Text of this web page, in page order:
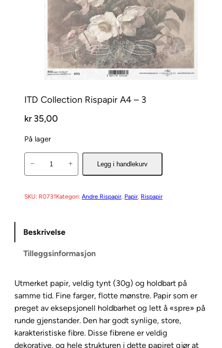
ITD Collection Rispapir A4 – 3
kr35,00
På lager
C
l
c
i
o
n
R
i
s
− + Legg i handlekurv
SKU: R0731Kategori: Andre Rispapir, Papir, Rispapir
Beskrivelse
Tilleggsinformasjon
Utmerket papir, veldig tynt (30g) og holdbart på
samme tid. Fine farger, flotte mønstre. Papir som er
preget av eksepsjonell holdbarhet og lett å «spre» på
runde gjenstander. Den har godt synlige, store,
karakteristiske fibre. Disse fibrene er veldig
dekorative, og hele strukturen i dette papiret gjør at